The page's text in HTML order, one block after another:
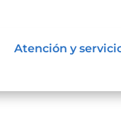
Atención y